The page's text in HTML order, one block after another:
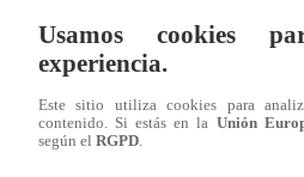
Asesinan a comerciante
galería en San Juan de
Usamos cookies
experiencia.
Este sitio utiliza cookies para
contenido. Si estás en la Unión
según el RGPD